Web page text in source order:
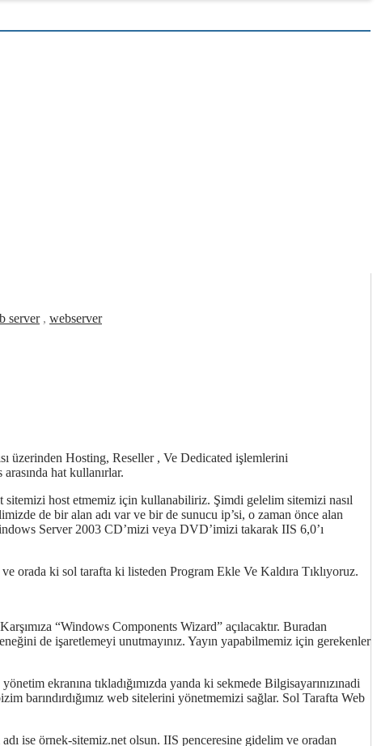
server, webserver
üzerinden Hosting, Reseller , Ve Dedicated işlemlerini
hat kullanırlar.
sitemizi host etmemiz için kullanabiliriz. Şimdi gelelim sitemizi nasıl
de bir alan adı var ve bir de sunucu ip’si, o zaman önce alan
Server 2003 CD’mizi veya DVD’imizi takarak IIS 6,0’ı
orada ki sol tarafta ki listeden Program Ekle Ve Kaldıra Tıklıyoruz.
“Windows Components Wizard” açılacaktır. Buradan
de işaretlemeyi unutmayınız. Yayın yapabilmemiz için gerekenler
ekranına tıkladığımızda yanda ki sekmede Bilgisayarınızınadi
barındırdığımız web sitelerini yönetmemizi sağlar. Sol Tarafta Web
ise örnek-sitemiz.net olsun. IIS penceresine gidelim ve oradan